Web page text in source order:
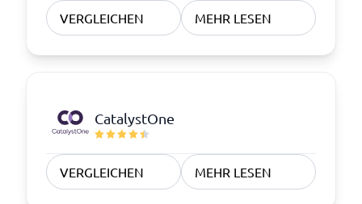
VERGLEICHEN MEHR LESEN
CatalystOne
VERGLEICHEN MEHR LESEN